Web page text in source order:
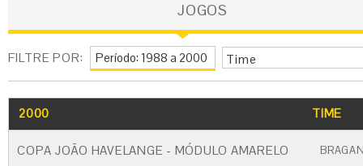
JOGOS
FILTRE POR: Time
2000 TIME
COPA JOÃO HAVELANGE - MÓDULO AMARELO